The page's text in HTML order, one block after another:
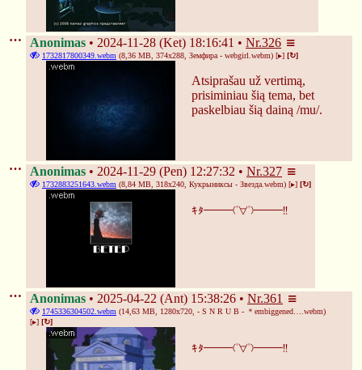
Anonimas 2024-11-28 (Ket) 18:16:41 Nr.326
1732817800349.webm (8,36 MB, 374x288, Земфира - webgirl.webm) [▸] [↻]
Atsiprašau už vertimą,
prisiminiau šią tema, bet
paskelbiau šią dainą /mu/.
Anonimas 2024-11-29 (Pen) 12:27:32 Nr.327
1732883251643.webm (8,84 MB, 318x240, Кукрыниксы - Звезда.webm) [▸] [↻]
ｷﾀ━━━(ﾟ∀ﾟ)━━━!!
Anonimas 2025-04-22 (Ant) 15:38:26 Nr.361
1745336304502.webm (14,63 MB, 1280x720, - S N R U B - ＊embiggened….webm)
[▸] [↻]
ｷﾀ━━━(ﾟ∀ﾟ)━━━!!